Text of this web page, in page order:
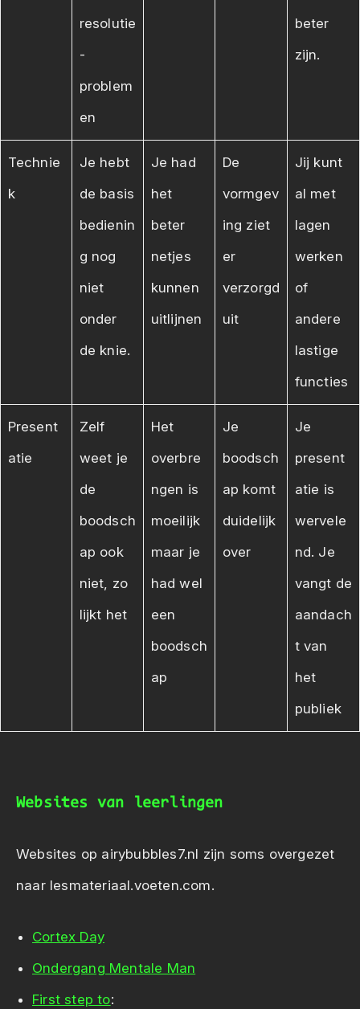
resolutie
-
problem
en
beter
zijn.
Technie
k
Je hebt
de basis
bedienin
g nog
niet
onder
de knie.
Je had
het
beter
netjes
kunnen
uitlijnen
De
vormgev
ing ziet
er
verzorgd
uit
Jij kunt
al met
lagen
werken
of
andere
lastige
functies
Present
atie
Zelf
weet je
de
boodsch
ap ook
niet, zo
lijkt het
Het
overbre
ngen is
moeilijk
maar je
had wel
een
boodsch
ap
Je
boodsch
ap komt
duidelijk
over
Je
present
atie is
wervele
nd. Je
vangt de
aandach
t van
het
publiek
Websites van leerlingen
Websites op airybubbles7.nl zijn soms overgezet
naar lesmateriaal.voeten.com.
Cortex Day
Ondergang Mentale Man
First step to: